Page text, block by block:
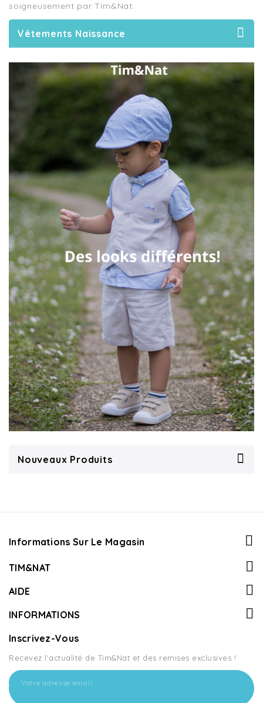
soigneusement par Tim&Nat.
Vêtements Naissance
Nouveaux Produits
Informations Sur Le Magasin
TIM&NAT
AIDE
INFORMATIONS
Inscrivez-Vous
Recevez l'actualité de Tim&Nat et des remises exclusives !